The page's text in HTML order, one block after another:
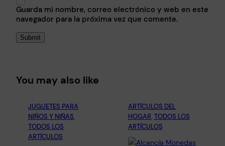
Guarda mi nombre, correo electrónico y web en este
navegador para la próxima vez que comente.
You may also like
JUGUETES PARA
NIÑOS Y NIÑAS
TODOS LOS
ARTÍCULOS
ARTÍCULOS DEL
HOGAR, TODOS LOS
ARTÍCULOS